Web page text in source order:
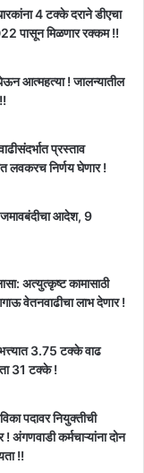
4 टक्के दराने डीएचा
पासून मिळणार रक्कम !!
आत्महत्या ! जालन्यातील
प्रस्ताव
लवकरच निर्णय घेणार !
जमावबंदीचा आदेश, 9
अत्युत्कृष्ट कामासाठी
वेतनवाढीचा लाभ देणार !
भत्त्यात 3.75 टक्के वाढ
31 टक्के !
पदावर नियुक्तीची
कर्मचाऱ्यांना दोन
!!